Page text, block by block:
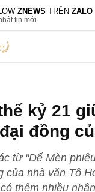
ZNEWS TRÊNZALO
tin mới
kỷ 21
đồng
từ “Dế Mèn
của nhà văn Tô
thêm nhiều